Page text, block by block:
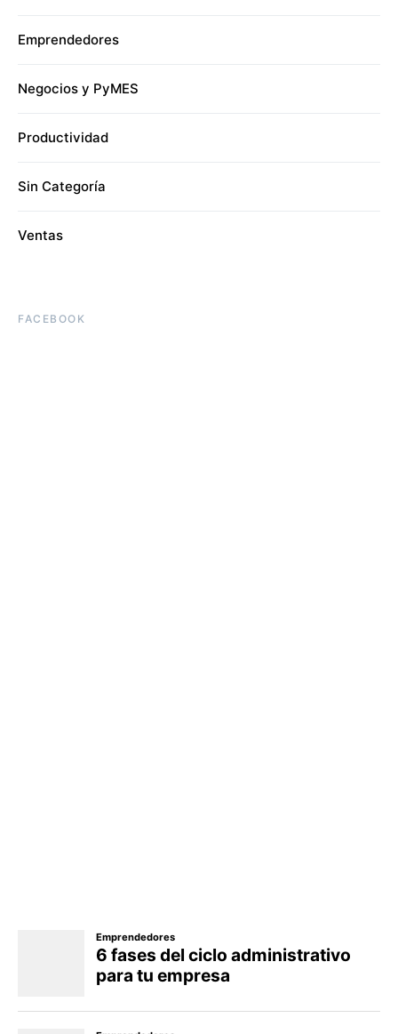
Emprendedores
Negocios y PyMES
Productividad
Sin Categoría
Ventas
FACEBOOK